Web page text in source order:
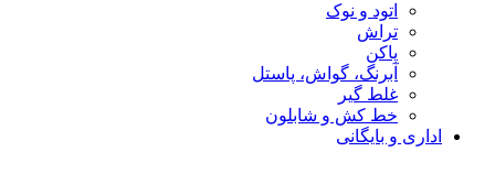
اتود و نوک
تراش
پاکن
آبرنگ، گواش، پاستل
غلط گیر
خط کش و شابلون
اداری و بایگانی